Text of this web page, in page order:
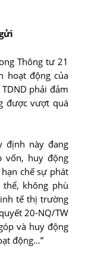
Thông tư 21
hoạt động của
phải đảm
được vượt quá
định này đang
vốn, huy động
chế sự phát
không phù
tế thị trường
20-NQ/TW
và huy động
động…”